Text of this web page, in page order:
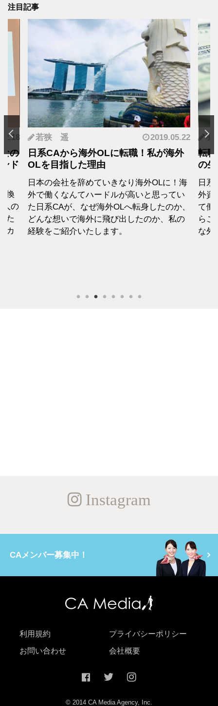
注目記事
の
ド
換
人の
た
カ
若狭 遥 2019.05.22
日系CAから海外OLに転職！私が海外
OLを目指した理由
日本の会社を辞めていきなり海外OLに！海
外で働くなんてハードルが高いと思ってい
た日系CAが、なぜ海外OLへ転身したのか、
どんな想いで海外に飛び出したのか、私の
経験をご紹介いたします。
羽
転
の
日
外資
て働
らこ
な外
Instagram
CAメンバー募集中！
利用規約 プライバシーポリシー
お問い合わせ 会社概要
© 2014 CA Media Agency, Inc.